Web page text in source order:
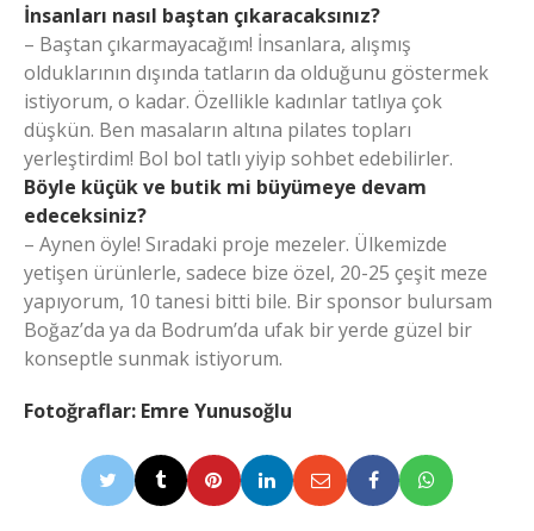
İnsanları nasıl baştan çıkaracaksınız?
– Baştan çıkarmayacağım! İnsanlara, alışmış
olduklarının dışında tatların da olduğunu göstermek
istiyorum, o kadar. Özellikle kadınlar tatlıya çok
düşkün. Ben masaların altına pilates topları
yerleştirdim! Bol bol tatlı yiyip sohbet edebilirler.
Böyle küçük ve butik mi büyümeye devam
edeceksiniz?
– Aynen öyle! Sıradaki proje mezeler. Ülkemizde
yetişen ürünlerle, sadece bize özel, 20-25 çeşit meze
yapıyorum, 10 tanesi bitti bile. Bir sponsor bulursam
Boğaz’da ya da Bodrum’da ufak bir yerde güzel bir
konseptle sunmak istiyorum.
Fotoğraflar: Emre Yunusoğlu